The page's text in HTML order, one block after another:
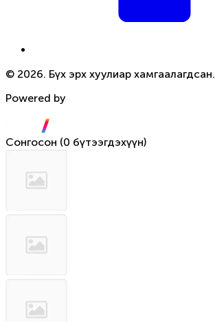
© 2026. Бүх эрх хуулиар хамгаалагдсан.
Powered by
Сонгосон (0 бүтээгдэхүүн)